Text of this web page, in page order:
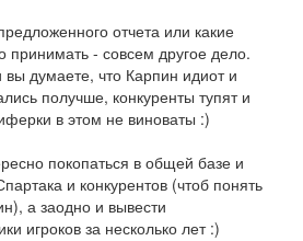
отчета или какие
принимать - совсем другое дело.
думаете, что Карпин идиот и
получше, конкуренты тупят и
в этом не виноваты :)
покопаться в общей базе и
и конкурентов (чтоб понять
а заодно и вывести
игроков за несколько лет :)